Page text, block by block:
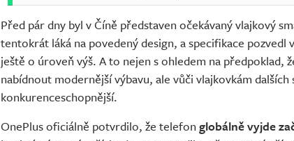
Před pár dny byl v Číně představen očekávaný vlajkový
tentokrát láká na povedený design, a specifikace pozvedl
ještě o úroveň výš. A to nejen s ohledem na předpoklad,
nabídnout modernější výbavu, ale vůči vlajkovkám
konkurenceschopnější.
OnePlus oficiálně potvrdilo, že telefon globálně vyjde